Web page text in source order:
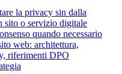
la privacy sin dalla
sito o servizio digitale
quando necessario
web: architettura,
riferimenti DPO